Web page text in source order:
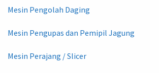
Mesin Pengolah Daging
Mesin Pengupas dan Pemipil Jagung
Mesin Perajang / Slicer